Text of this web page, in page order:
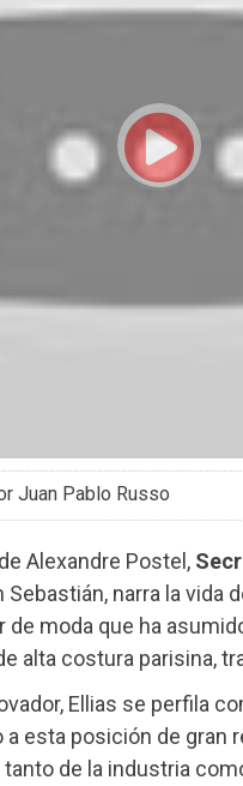
Juan Pablo Russo
de Alexandre Postel,
narra la vida
de moda que ha
alta costura parisina,
Ellias se perfila
esta posición de
de la industria